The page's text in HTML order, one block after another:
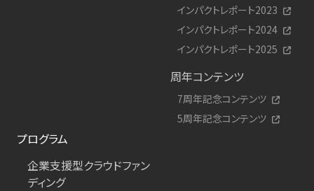
インパクトレポート2023
インパクトレポート2024
インパクトレポート2025
周年コンテンツ
7周年記念コンテンツ
5周年記念コンテンツ
プログラム
企業支援型クラウドファン
ディング